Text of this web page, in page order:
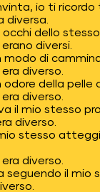
io ti ricordo
diversa.
occhi dello
diversi.
modo di
diverso.
odore della pelle
diverso.
il mio stesso
diverso.
mio stesso
diverso.
seguendo il mio